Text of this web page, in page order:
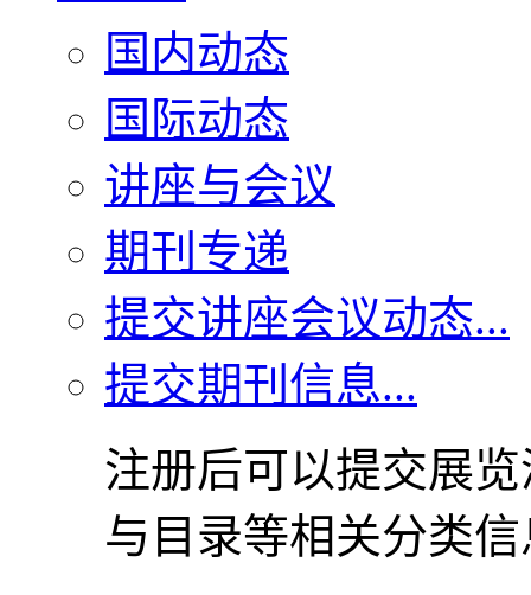
国内动态
国际动态
讲座与会议
期刊专递
提交讲座会议动态...
提交期刊信息...
注册后可以提交展
与目录等相关分类